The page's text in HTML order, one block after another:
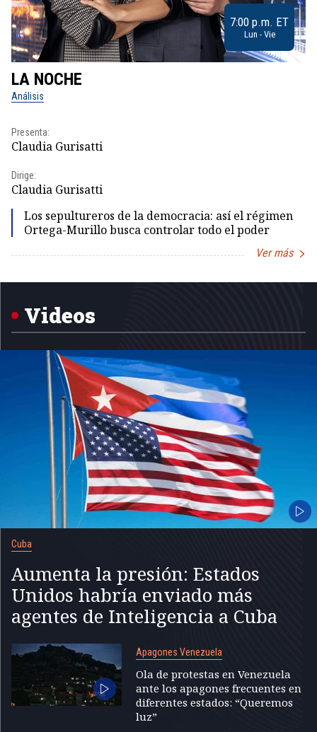
7:00 p.m. ET
Lun - Vie
LA NOCHE
Análisis
Presenta:
Claudia Gurisatti
Dirige:
Claudia Gurisatti
Los sepultureros de la democracia: así el régimen
Ortega-Murillo busca controlar todo el poder
Ver más
1
Videos
Cuba
Aumenta la presión: Estados
Unidos habría enviado más
agentes de Inteligencia a Cuba
Apagones Venezuela
Ola de protestas en Venezuela
ante los apagones frecuentes en
diferentes estados: “Queremos
luz”